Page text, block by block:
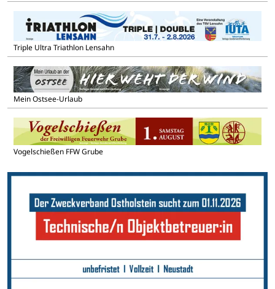
Triple Ultra Triathlon Lensahn
Mein Ostsee-Urlaub
Vogelschießen FFW Grube